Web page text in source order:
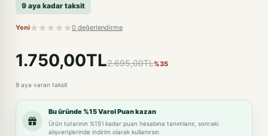
9 aya kadar taksit
Yeni 0 değerlendirme
1.750,00TL2.695,00TL%35
9 aya varan taksit
Bu üründe %15 Varol Puan kazan
Ürün tutarının %15'i kadar puan hesabına tanımlanır, sonraki
alışverişlerinde indirim olarak kullanırsın.